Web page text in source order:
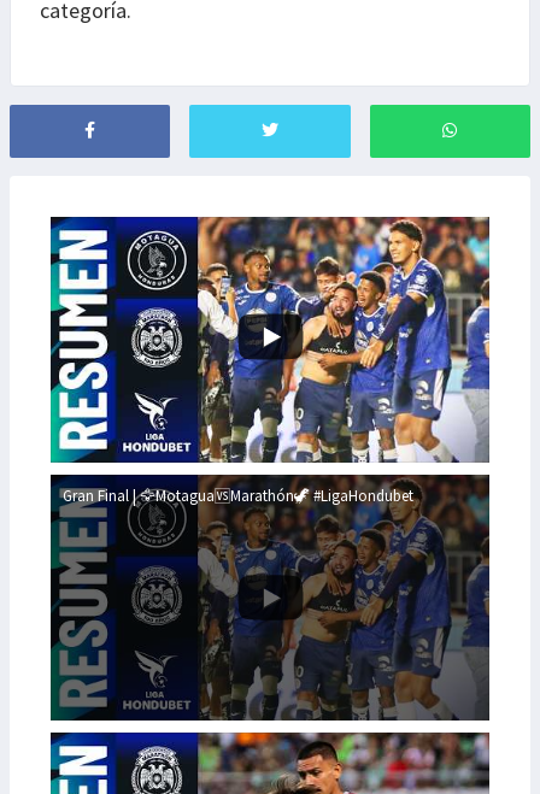
categoría.
Gran Final | 🦅Motagua🆚Marathón🦖 #LigaHondubet